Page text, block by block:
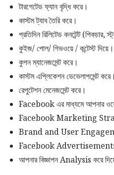
টারগেটেড ফ্যান বৃদ্ধি করে।
কাস্টম ট্যাব তৈরি করে।
প্রতিদিন রিলিটেড কনটেন্ট (পিকচার,
কুইজ/ পোল/ গিভওয়ে / কন্টেস্ট দিয়ে।
কুপন ম্যানেজমেন্ট করে।
কাস্টম এপ্লিকেশন ডেভেলাপমেন্ট করে।
রেপুটেশন মেনেজমেন্ট করে।
Facebook এর মাধ্যমে আপনার
Facebook Marketing
Brand and User
Facebook Advertisements
আপনার বিজ্ঞাপন Analysis করে